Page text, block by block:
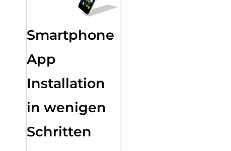
Smartphone
App
Installation
in wenigen
Schritten